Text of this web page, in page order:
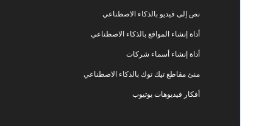
نص إلى فيديو بالذكاء الاصطناعي
أداة إنشاء المواقع بالذكاء الاصطناعي
أداة إنشاء أسماء شركات
منئ مقاطع تيك توك بالذكاء الاصطناعي
أفكار فيديوهات يوتيوب